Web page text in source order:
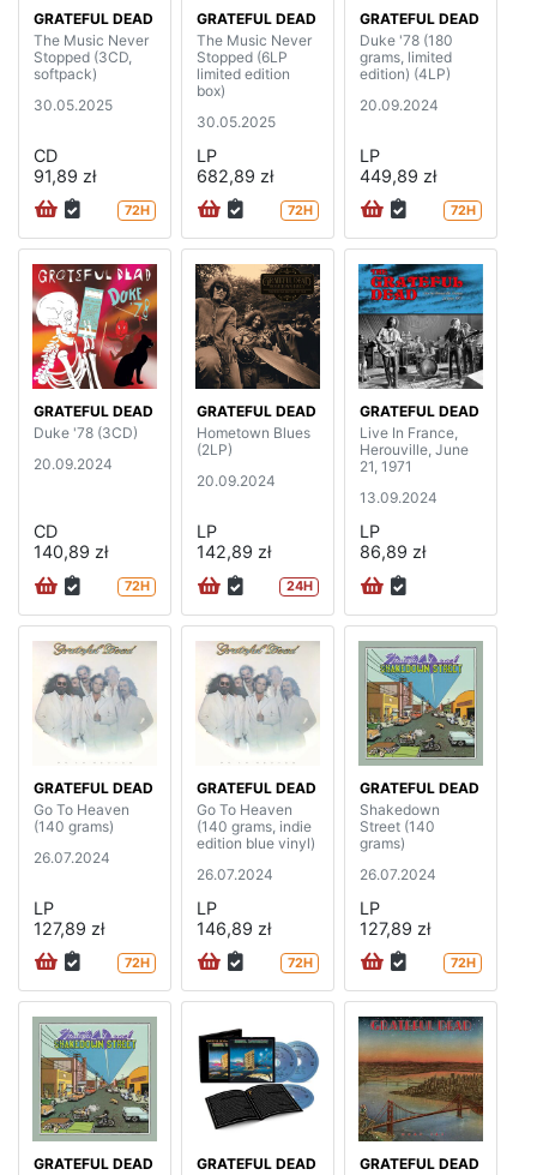
GRATEFUL DEAD
The Music Never
Stopped (3CD,
softpack)
30.05.2025
CD
91,89 zł
72H
GRATEFUL DEAD
The Music Never
Stopped (6LP
limited edition
box)
30.05.2025
LP
682,89 zł
72H
GRATEFUL DEAD
Duke '78 (180
grams, limited
edition) (4LP)
20.09.2024
LP
449,89 zł
72H
GRATEFUL DEAD
Duke '78 (3CD)
20.09.2024
CD
140,89 zł
72H
GRATEFUL DEAD
Hometown Blues
(2LP)
20.09.2024
LP
142,89 zł
24H
GRATEFUL DEAD
Live In France,
Herouville, June
21, 1971
13.09.2024
LP
86,89 zł
GRATEFUL DEAD
Go To Heaven
(140 grams)
26.07.2024
LP
127,89 zł
72H
GRATEFUL DEAD
Go To Heaven
(140 grams, indie
edition blue vinyl)
26.07.2024
LP
146,89 zł
72H
GRATEFUL DEAD
Shakedown
Street (140
grams)
26.07.2024
LP
127,89 zł
72H
GRATEFUL DEAD
GRATEFUL DEAD
GRATEFUL DEAD